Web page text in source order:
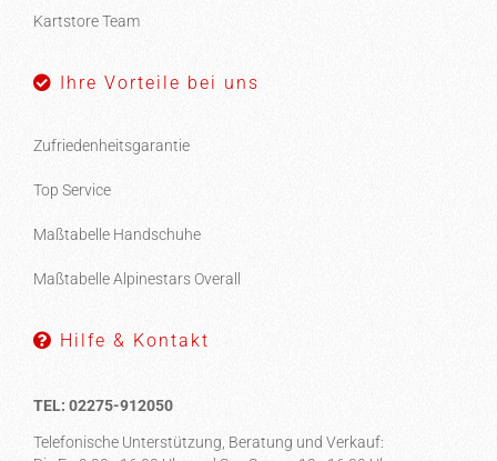
Kartstore Team
Ihre Vorteile bei uns
Zufriedenheitsgarantie
Top Service
Maßtabelle Handschuhe
Maßtabelle Alpinestars Overall
Hilfe & Kontakt
TEL: 02275-912050
Telefonische Unterstützung, Beratung und Verkauf: